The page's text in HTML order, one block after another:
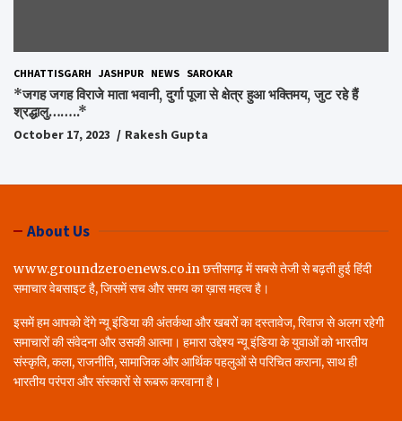
CHHATTISGARH JASHPUR NEWS SAROKAR
*जगह जगह विराजे माता भवानी, दुर्गा पूजा से क्षेत्र हुआ भक्तिमय, जुट रहे हैं
श्रद्धालु……..*
October 17, 2023 Rakesh Gupta
About Us
www.groundzeroenews.co.in छत्तीसगढ़ में सबसे तेजी से बढ़ती हुई हिंदी
समाचार वेबसाइट है, जिसमें सच और समय का ख़ास महत्व है।
इसमें हम आपको देंगे न्यू इंडिया की अंतर्कथा और खबरों का दस्तावेज, रिवाज से अलग रहेगी
समाचारों की संवेदना और उसकी आत्मा। हमारा उद्देश्य न्यू इंडिया के युवाओं को भारतीय
संस्कृति, कला, राजनीति, सामाजिक और आर्थिक पहलुओं से परिचित कराना, साथ ही
भारतीय परंपरा और संस्कारों से रूबरू करवाना है।